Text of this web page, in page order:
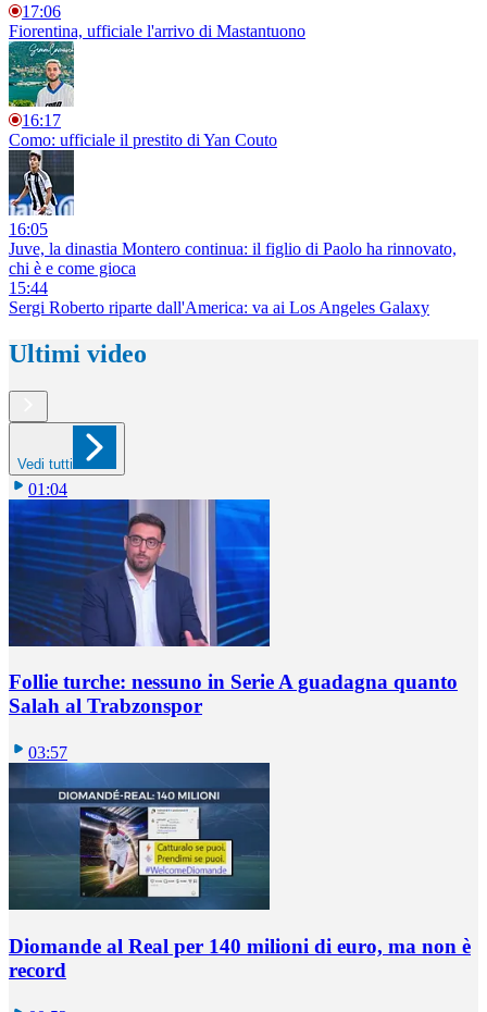
17:06
Fiorentina, ufficiale l'arrivo di Mastantuono
16:17
Como: ufficiale il prestito di Yan Couto
16:05
Juve, la dinastia Montero continua: il figlio di Paolo ha rinnovato,
chi è e come gioca
15:44
Sergi Roberto riparte dall'America: va ai Los Angeles Galaxy
Ultimi video
Vedi tutti
01:04
Follie turche: nessuno in Serie A guadagna quanto
Salah al Trabzonspor
03:57
Diomande al Real per 140 milioni di euro, ma non è
record